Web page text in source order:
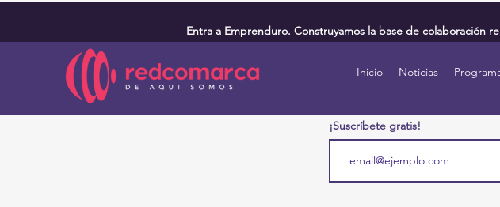
Entra a Emprenduro. Construyamos la base de colaboración
Inicio Noticias
¡Suscríbete gratis!